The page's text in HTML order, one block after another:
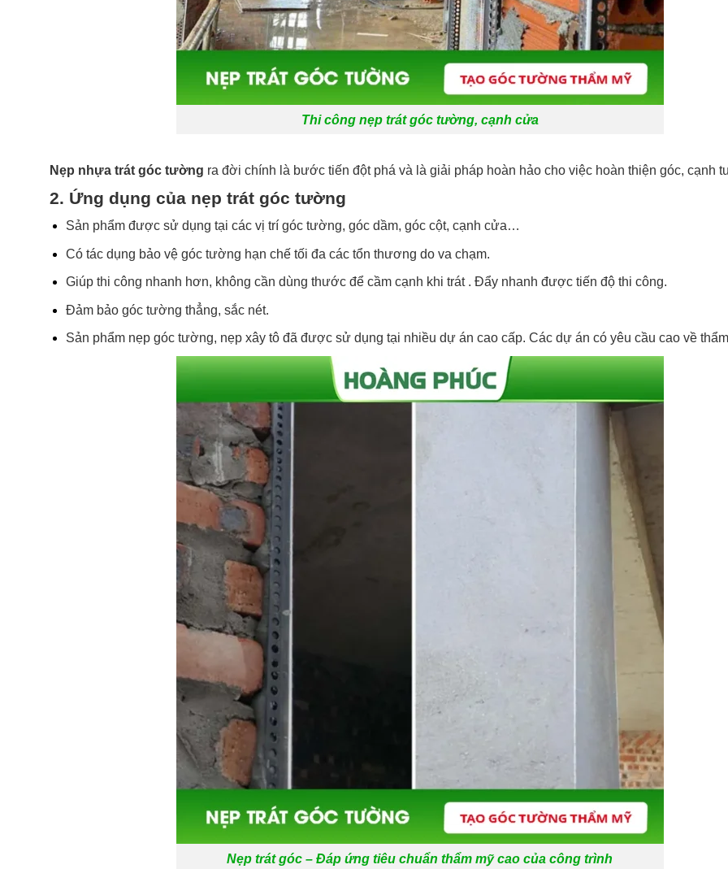
Thi công nẹp trát góc tường, cạnh cửa
Nẹp nhựa trát góc tường ra đời chính là bước tiến đột phá và là giải pháp hoàn hảo cho việc hoàn thiện góc, cạnh
2. Ứng dụng của nẹp trát góc tường
Sản phẩm được sử dụng tại các vị trí góc tường, góc dầm, góc cột, cạnh cửa…
Có tác dụng bảo vệ góc tường hạn chế tối đa các tổn thương do va chạm.
Giúp thi công nhanh hơn, không cần dùng thước để cầm cạnh khi trát . Đẩy nhanh được tiến độ thi công.
Đảm bảo góc tường thẳng, sắc nét.
Sản phẩm nẹp góc tường, nẹp xây tô đã được sử dụng tại nhiều dự án cao cấp. Các dự án có yêu cầu cao về
Nẹp trát góc – Đáp ứng tiêu chuẩn thẩm mỹ cao của công trình